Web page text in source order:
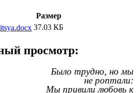
Размер
37.03 КБ
просмотр:
Было трудно, но мы
не роптали:
Мы привили любовь к